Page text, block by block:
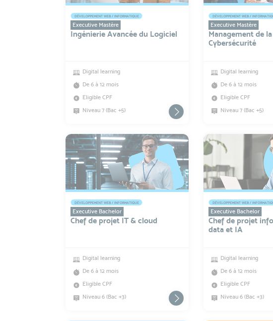
DÉVELOPPEMENT WEB / INFORMATIQUE
Executive Mastère
Ingénierie Avancée du Logiciel
Digital learning
De 6 à 12 mois
Eligible CPF
Niveau 7 (Bac +5)
DÉVELOPPEMENT WEB /
Executive Mastère
Management de la
Cybersécurité
Digital learning
De 6 à 12 mois
Eligible CPF
Niveau 7 (Bac +5)
DÉVELOPPEMENT WEB / INFORMATIQUE
Executive Bachelor
Chef de projet IT & cloud
Digital learning
De 6 à 12 mois
Eligible CPF
Niveau 6 (Bac +3)
DÉVELOPPEMENT WEB /
Executive Bachelor
Chef de projet
data et IA
Digital learning
De 6 à 12 mois
Eligible CPF
Niveau 6 (Bac +3)